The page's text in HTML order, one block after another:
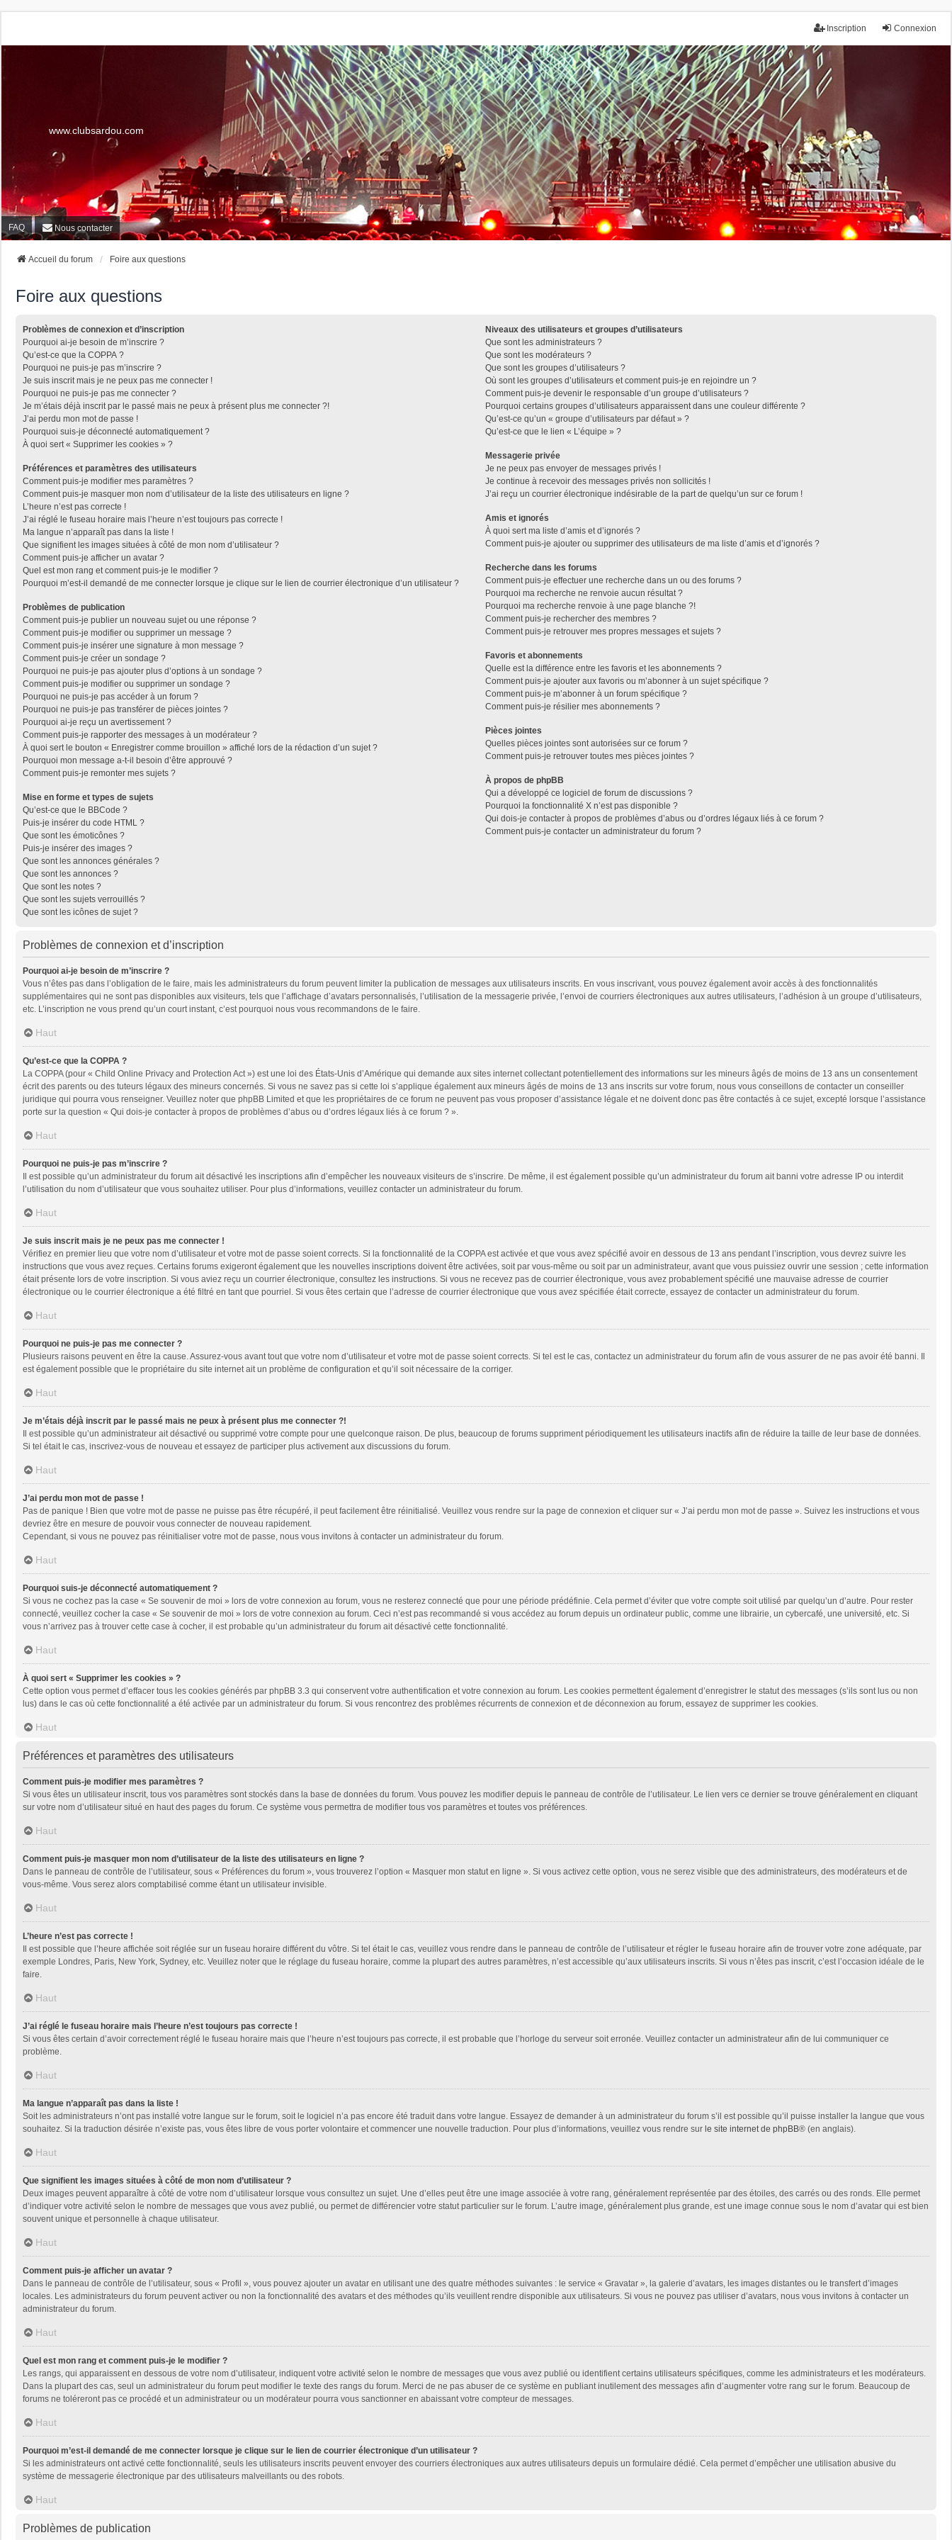
Connexion
Inscription
www.clubsardou.com
FAQ Nous contacter
Accueil du forum Foire aux questions
Foire aux questions
Problèmes de connexion et d’inscription
Pourquoi ai-je besoin de m’inscrire ?
Qu’est-ce que la COPPA ?
Pourquoi ne puis-je pas m’inscrire ?
Je suis inscrit mais je ne peux pas me connecter !
Pourquoi ne puis-je pas me connecter ?
Je m’étais déjà inscrit par le passé mais ne peux à présent plus me connecter ?!
J’ai perdu mon mot de passe !
Pourquoi suis-je déconnecté automatiquement ?
À quoi sert « Supprimer les cookies » ?
Préférences et paramètres des utilisateurs
Comment puis-je modifier mes paramètres ?
Comment puis-je masquer mon nom d’utilisateur de la liste des utilisateurs en ligne ?
L’heure n’est pas correcte !
J’ai réglé le fuseau horaire mais l’heure n’est toujours pas correcte !
Ma langue n’apparaît pas dans la liste !
Que signifient les images situées à côté de mon nom d’utilisateur ?
Comment puis-je afficher un avatar ?
Quel est mon rang et comment puis-je le modifier ?
Pourquoi m’est-il demandé de me connecter lorsque je clique sur le lien de courrier électronique d’un utilisateur ?
Problèmes de publication
Comment puis-je publier un nouveau sujet ou une réponse ?
Comment puis-je modifier ou supprimer un message ?
Comment puis-je insérer une signature à mon message ?
Comment puis-je créer un sondage ?
Pourquoi ne puis-je pas ajouter plus d’options à un sondage ?
Comment puis-je modifier ou supprimer un sondage ?
Pourquoi ne puis-je pas accéder à un forum ?
Pourquoi ne puis-je pas transférer de pièces jointes ?
Pourquoi ai-je reçu un avertissement ?
Comment puis-je rapporter des messages à un modérateur ?
À quoi sert le bouton « Enregistrer comme brouillon » affiché lors de la rédaction d’un sujet ?
Pourquoi mon message a-t-il besoin d’être approuvé ?
Comment puis-je remonter mes sujets ?
Mise en forme et types de sujets
Qu’est-ce que le BBCode ?
Puis-je insérer du code HTML ?
Que sont les émoticônes ?
Puis-je insérer des images ?
Que sont les annonces générales ?
Que sont les annonces ?
Que sont les notes ?
Que sont les sujets verrouillés ?
Que sont les icônes de sujet ?
Niveaux des utilisateurs et groupes d’utilisateurs
Que sont les administrateurs ?
Que sont les modérateurs ?
Que sont les groupes d’utilisateurs ?
Où sont les groupes d’utilisateurs et comment puis-je en rejoindre un ?
Comment puis-je devenir le responsable d’un groupe d’utilisateurs ?
Pourquoi certains groupes d’utilisateurs apparaissent dans une couleur différente ?
Qu’est-ce qu’un « groupe d’utilisateurs par défaut » ?
Qu’est-ce que le lien « L’équipe » ?
Messagerie privée
Je ne peux pas envoyer de messages privés !
Je continue à recevoir des messages privés non sollicités !
J’ai reçu un courrier électronique indésirable de la part de quelqu’un sur ce forum !
Amis et ignorés
À quoi sert ma liste d’amis et d’ignorés ?
Comment puis-je ajouter ou supprimer des utilisateurs de ma liste d’amis et d’ignorés ?
Recherche dans les forums
Comment puis-je effectuer une recherche dans un ou des forums ?
Pourquoi ma recherche ne renvoie aucun résultat ?
Pourquoi ma recherche renvoie à une page blanche ?!
Comment puis-je rechercher des membres ?
Comment puis-je retrouver mes propres messages et sujets ?
Favoris et abonnements
Quelle est la différence entre les favoris et les abonnements ?
Comment puis-je ajouter aux favoris ou m’abonner à un sujet spécifique ?
Comment puis-je m’abonner à un forum spécifique ?
Comment puis-je résilier mes abonnements ?
Pièces jointes
Quelles pièces jointes sont autorisées sur ce forum ?
Comment puis-je retrouver toutes mes pièces jointes ?
À propos de phpBB
Qui a développé ce logiciel de forum de discussions ?
Pourquoi la fonctionnalité X n’est pas disponible ?
Qui dois-je contacter à propos de problèmes d’abus ou d’ordres légaux liés à ce forum ?
Comment puis-je contacter un administrateur du forum ?
Problèmes de connexion et d’inscription
Pourquoi ai-je besoin de m’inscrire ?
Vous n’êtes pas dans l’obligation de le faire, mais les administrateurs du forum peuvent limiter la publication de messages aux utilisateurs inscrits. En vous inscrivant, vous pouvez également avoir accès à des fonctionnalités
supplémentaires qui ne sont pas disponibles aux visiteurs, tels que l’affichage d’avatars personnalisés, l’utilisation de la messagerie privée, l’envoi de courriers électroniques aux autres utilisateurs, l’adhésion à un groupe d’utilisateurs,
etc. L’inscription ne vous prend qu’un court instant, c’est pourquoi nous vous recommandons de le faire.
Haut
Qu’est-ce que la COPPA ?
La COPPA (pour « Child Online Privacy and Protection Act ») est une loi des États-Unis d’Amérique qui demande aux sites internet collectant potentiellement des informations sur les mineurs âgés de moins de 13 ans un consentement
écrit des parents ou des tuteurs légaux des mineurs concernés. Si vous ne savez pas si cette loi s’applique également aux mineurs âgés de moins de 13 ans inscrits sur votre forum, nous vous conseillons de contacter un conseiller
juridique qui pourra vous renseigner. Veuillez noter que phpBB Limited et que les propriétaires de ce forum ne peuvent pas vous proposer d’assistance légale et ne doivent donc pas être contactés à ce sujet, excepté lorsque l’assistance
porte sur la question « Qui dois-je contacter à propos de problèmes d’abus ou d’ordres légaux liés à ce forum ? ».
Haut
Pourquoi ne puis-je pas m’inscrire ?
Il est possible qu’un administrateur du forum ait désactivé les inscriptions afin d’empêcher les nouveaux visiteurs de s’inscrire. De même, il est également possible qu’un administrateur du forum ait banni votre adresse IP ou interdit
l’utilisation du nom d’utilisateur que vous souhaitez utiliser. Pour plus d’informations, veuillez contacter un administrateur du forum.
Haut
Je suis inscrit mais je ne peux pas me connecter !
Vérifiez en premier lieu que votre nom d’utilisateur et votre mot de passe soient corrects. Si la fonctionnalité de la COPPA est activée et que vous avez spécifié avoir en dessous de 13 ans pendant l’inscription, vous devrez suivre les
instructions que vous avez reçues. Certains forums exigeront également que les nouvelles inscriptions doivent être activées, soit par vous-même ou soit par un administrateur, avant que vous puissiez ouvrir une session ; cette information
était présente lors de votre inscription. Si vous aviez reçu un courrier électronique, consultez les instructions. Si vous ne recevez pas de courrier électronique, vous avez probablement spécifié une mauvaise adresse de courrier
électronique ou le courrier électronique a été filtré en tant que pourriel. Si vous êtes certain que l’adresse de courrier électronique que vous avez spécifiée était correcte, essayez de contacter un administrateur du forum.
Haut
Pourquoi ne puis-je pas me connecter ?
Plusieurs raisons peuvent en être la cause. Assurez-vous avant tout que votre nom d’utilisateur et votre mot de passe soient corrects. Si tel est le cas, contactez un administrateur du forum afin de vous assurer de ne pas avoir été banni. Il
est également possible que le propriétaire du site internet ait un problème de configuration et qu’il soit nécessaire de la corriger.
Haut
Je m’étais déjà inscrit par le passé mais ne peux à présent plus me connecter ?!
Il est possible qu’un administrateur ait désactivé ou supprimé votre compte pour une quelconque raison. De plus, beaucoup de forums suppriment périodiquement les utilisateurs inactifs afin de réduire la taille de leur base de données.
Si tel était le cas, inscrivez-vous de nouveau et essayez de participer plus activement aux discussions du forum.
Haut
J’ai perdu mon mot de passe !
Pas de panique ! Bien que votre mot de passe ne puisse pas être récupéré, il peut facilement être réinitialisé. Veuillez vous rendre sur la page de connexion et cliquer sur « J’ai perdu mon mot de passe ». Suivez les instructions et vous
devriez être en mesure de pouvoir vous connecter de nouveau rapidement.
Cependant, si vous ne pouvez pas réinitialiser votre mot de passe, nous vous invitons à contacter un administrateur du forum.
Haut
Pourquoi suis-je déconnecté automatiquement ?
Si vous ne cochez pas la case « Se souvenir de moi » lors de votre connexion au forum, vous ne resterez connecté que pour une période prédéfinie. Cela permet d’éviter que votre compte soit utilisé par quelqu’un d’autre. Pour rester
connecté, veuillez cocher la case « Se souvenir de moi » lors de votre connexion au forum. Ceci n’est pas recommandé si vous accédez au forum depuis un ordinateur public, comme une librairie, un cybercafé, une université, etc. Si
vous n’arrivez pas à trouver cette case à cocher, il est probable qu’un administrateur du forum ait désactivé cette fonctionnalité.
Haut
À quoi sert « Supprimer les cookies » ?
Cette option vous permet d’effacer tous les cookies générés par phpBB 3.3 qui conservent votre authentification et votre connexion au forum. Les cookies permettent également d’enregistrer le statut des messages (s’ils sont lus ou non
lus) dans le cas où cette fonctionnalité a été activée par un administrateur du forum. Si vous rencontrez des problèmes récurrents de connexion et de déconnexion au forum, essayez de supprimer les cookies.
Haut
Préférences et paramètres des utilisateurs
Comment puis-je modifier mes paramètres ?
Si vous êtes un utilisateur inscrit, tous vos paramètres sont stockés dans la base de données du forum. Vous pouvez les modifier depuis le panneau de contrôle de l’utilisateur. Le lien vers ce dernier se trouve généralement en cliquant
sur votre nom d’utilisateur situé en haut des pages du forum. Ce système vous permettra de modifier tous vos paramètres et toutes vos préférences.
Haut
Comment puis-je masquer mon nom d’utilisateur de la liste des utilisateurs en ligne ?
Dans le panneau de contrôle de l’utilisateur, sous « Préférences du forum », vous trouverez l’option « Masquer mon statut en ligne ». Si vous activez cette option, vous ne serez visible que des administrateurs, des modérateurs et de
vous-même. Vous serez alors comptabilisé comme étant un utilisateur invisible.
Haut
L’heure n’est pas correcte !
Il est possible que l’heure affichée soit réglée sur un fuseau horaire différent du vôtre. Si tel était le cas, veuillez vous rendre dans le panneau de contrôle de l’utilisateur et régler le fuseau horaire afin de trouver votre zone adéquate, par
exemple Londres, Paris, New York, Sydney, etc. Veuillez noter que le réglage du fuseau horaire, comme la plupart des autres paramètres, n’est accessible qu’aux utilisateurs inscrits. Si vous n’êtes pas inscrit, c’est l’occasion idéale de le
faire.
Haut
J’ai réglé le fuseau horaire mais l’heure n’est toujours pas correcte !
Si vous êtes certain d’avoir correctement réglé le fuseau horaire mais que l’heure n’est toujours pas correcte, il est probable que l’horloge du serveur soit erronée. Veuillez contacter un administrateur afin de lui communiquer ce
problème.
Haut
Ma langue n’apparaît pas dans la liste !
Soit les administrateurs n’ont pas installé votre langue sur le forum, soit le logiciel n’a pas encore été traduit dans votre langue. Essayez de demander à un administrateur du forum s’il est possible qu’il puisse installer la langue que vous
souhaitez. Si la traduction désirée n’existe pas, vous êtes libre de vous porter volontaire et commencer une nouvelle traduction. Pour plus d’informations, veuillez vous rendre sur le site internet de phpBB® (en anglais).
Haut
Que signifient les images situées à côté de mon nom d’utilisateur ?
Deux images peuvent apparaître à côté de votre nom d’utilisateur lorsque vous consultez un sujet. Une d’elles peut être une image associée à votre rang, généralement représentée par des étoiles, des carrés ou des ronds. Elle permet
d’indiquer votre activité selon le nombre de messages que vous avez publié, ou permet de différencier votre statut particulier sur le forum. L’autre image, généralement plus grande, est une image connue sous le nom d’avatar qui est bien
souvent unique et personnelle à chaque utilisateur.
Haut
Comment puis-je afficher un avatar ?
Dans le panneau de contrôle de l’utilisateur, sous « Profil », vous pouvez ajouter un avatar en utilisant une des quatre méthodes suivantes : le service « Gravatar », la galerie d’avatars, les images distantes ou le transfert d’images
locales. Les administrateurs du forum peuvent activer ou non la fonctionnalité des avatars et des méthodes qu’ils veuillent rendre disponible aux utilisateurs. Si vous ne pouvez pas utiliser d’avatars, nous vous invitons à contacter un
administrateur du forum.
Haut
Quel est mon rang et comment puis-je le modifier ?
Les rangs, qui apparaissent en dessous de votre nom d’utilisateur, indiquent votre activité selon le nombre de messages que vous avez publié ou identifient certains utilisateurs spécifiques, comme les administrateurs et les modérateurs.
Dans la plupart des cas, seul un administrateur du forum peut modifier le texte des rangs du forum. Merci de ne pas abuser de ce système en publiant inutilement des messages afin d’augmenter votre rang sur le forum. Beaucoup de
forums ne toléreront pas ce procédé et un administrateur ou un modérateur pourra vous sanctionner en abaissant votre compteur de messages.
Haut
Pourquoi m’est-il demandé de me connecter lorsque je clique sur le lien de courrier électronique d’un utilisateur ?
Si les administrateurs ont activé cette fonctionnalité, seuls les utilisateurs inscrits peuvent envoyer des courriers électroniques aux autres utilisateurs depuis un formulaire dédié. Cela permet d’empêcher une utilisation abusive du
système de messagerie électronique par des utilisateurs malveillants ou des robots.
Haut
Problèmes de publication